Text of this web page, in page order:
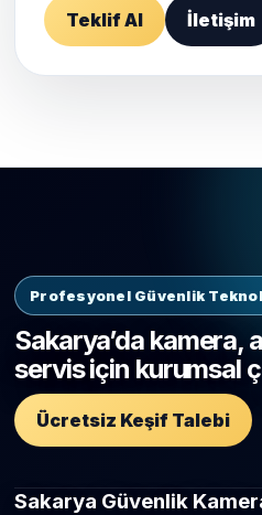
Teklif Al İletişim
Profesyonel Güvenlik
Sakarya’da kamera,
servis için kurumsal
Ücretsiz Keşif Talebi
Sakarya Güvenlik